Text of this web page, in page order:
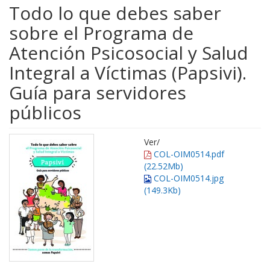
Todo lo que debes saber
sobre el Programa de
Atención Psicosocial y Salud
Integral a Víctimas (Papsivi).
Guía para servidores
públicos
Ver/
COL-OIM0514.pdf
(22.52Mb)
COL-OIM0514.jpg
(149.3Kb)